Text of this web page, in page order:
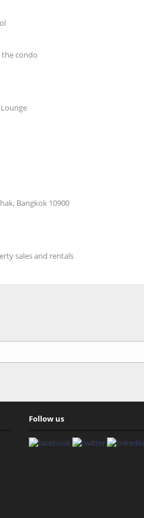
the condo
Bangkok 10900
sales and rentals
Follow us